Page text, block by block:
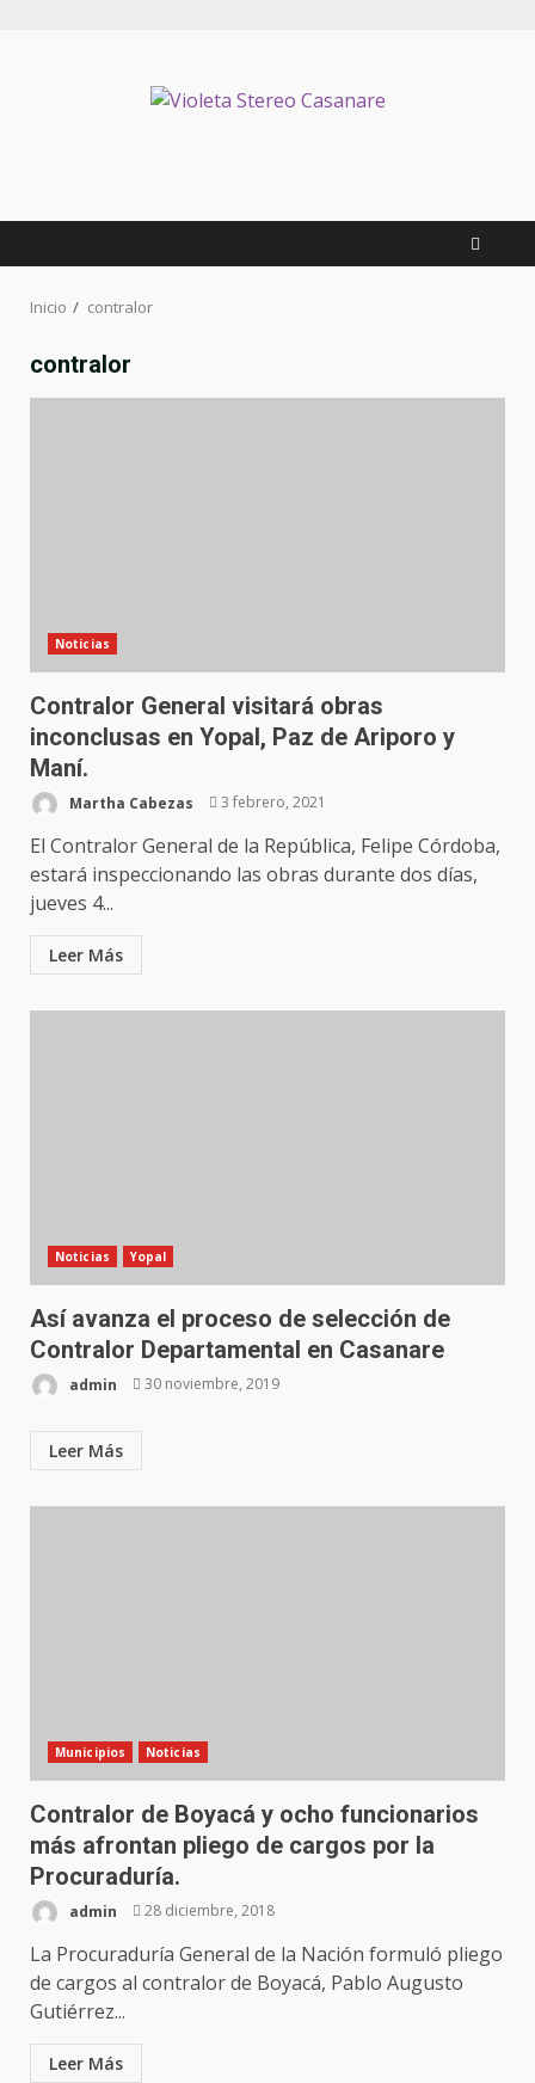
Inicio contralor
contralor
Noticias
Contralor General visitará obras
inconclusas en Yopal, Paz de Ariporo y
Maní.
Martha Cabezas 3 febrero, 2021
El Contralor General de la República, Felipe Córdoba,
estará inspeccionando las obras durante dos días,
jueves 4...
Leer Más
Noticias Yopal
Así avanza el proceso de selección de
Contralor Departamental en Casanare
admin 30 noviembre, 2019
Leer Más
Municipios Noticias
Contralor de Boyacá y ocho funcionarios
más afrontan pliego de cargos por la
Procuraduría.
admin 28 diciembre, 2018
La Procuraduría General de la Nación formuló pliego
de cargos al contralor de Boyacá, Pablo Augusto
Gutiérrez...
Leer Más